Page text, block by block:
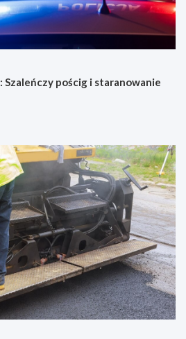
Szaleńczy pościg i staranowanie